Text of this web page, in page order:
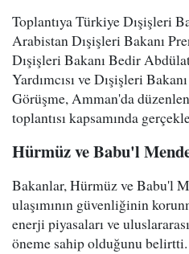
Toplantıya Türkiye Dışişleri
Arabistan Dışişleri Bakanı
Dışişleri Bakanı Bedir
Yardımcısı ve Dışişleri
Görüşme, Amman'da
toplantısı kapsamında
Hürmüz ve Babu'l
Bakanlar, Hürmüz ve Babu'l
ulaşımının güvenliğinin
enerji piyasaları ve
öneme sahip olduğunu belirtti.